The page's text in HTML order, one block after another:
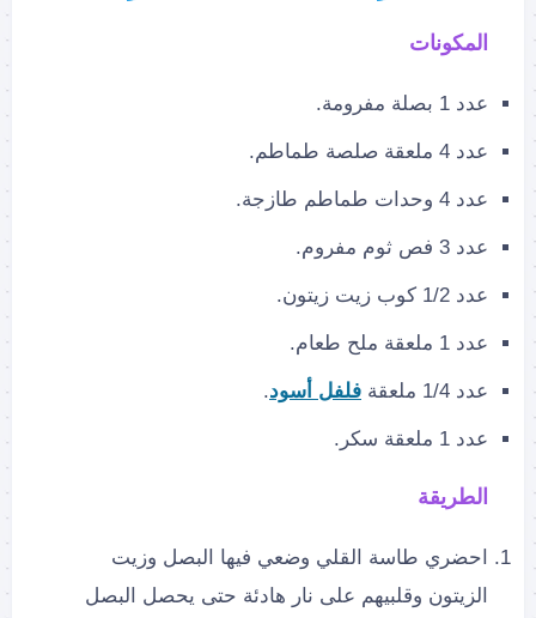
المكونات
عدد 1 بصلة مفرومة.
عدد 4 ملعقة صلصة طماطم.
عدد 4 وحدات طماطم طازجة.
عدد 3 فص ثوم مفروم.
عدد 1/2 كوب زيت زيتون.
عدد 1 ملعقة ملح طعام.
عدد 1/4 ملعقة فلفل أسود.
عدد 1 ملعقة سكر.
الطريقة
احضري طاسة القلي وضعي فيها البصل وزيت
الزيتون وقلبيهم على نار هادئة حتى يحصل البصل